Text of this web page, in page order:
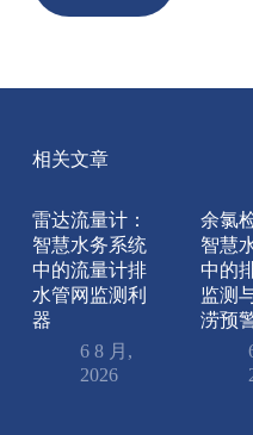
相关文章
雷达流量计：
智慧水务系统
中的流量计排
水管网监测利
器
6 8 月,
2026
余氯
智慧
中的
监测
涝预